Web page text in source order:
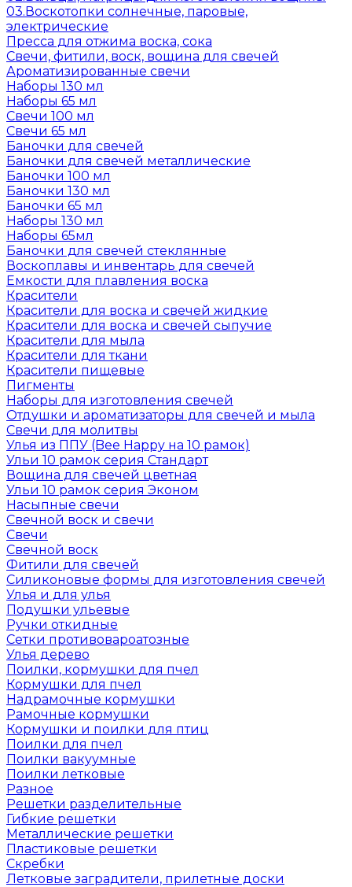
03.Воскотопки солнечные, паровые,
электрические
Пресса для отжима воска, сока
Свечи, фитили, воск, вощина для свечей
Ароматизированные свечи
Наборы 130 мл
Наборы 65 мл
Свечи 100 мл
Свечи 65 мл
Баночки для свечей
Баночки для свечей металлические
Баночки 100 мл
Баночки 130 мл
Баночки 65 мл
Наборы 130 мл
Наборы 65мл
Баночки для свечей стеклянные
Воскоплавы и инвентарь для свечей
Емкости для плавления воска
Красители
Красители для воска и свечей жидкие
Красители для воска и свечей сыпучие
Красители для мыла
Красители для ткани
Красители пищевые
Пигменты
Наборы для изготовления свечей
Отдушки и ароматизаторы для свечей и мыла
Свечи для молитвы
Улья из ППУ (Bee Happy на 10 рамок)
Ульи 10 рамок серия Стандарт
Вощина для свечей цветная
Ульи 10 рамок серия Эконом
Насыпные свечи
Свечной воск и свечи
Свечи
Свечной воск
Фитили для свечей
Силиконовые формы для изготовления свечей
Улья и для улья
Подушки ульевые
Ручки откидные
Сетки противовароатозные
Улья дерево
Поилки, кормушки для пчел
Кормушки для пчел
Надрамочные кормушки
Рамочные кормушки
Кормушки и поилки для птиц
Поилки для пчел
Поилки вакуумные
Поилки летковые
Разное
Решетки разделительные
Гибкие решетки
Металлические решетки
Пластиковые решетки
Скребки
Летковые заградители, прилетные доски